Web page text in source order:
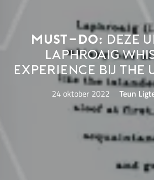
Must-do: deze
Laphroaig
experience bij The
24 oktober 2022 Teun